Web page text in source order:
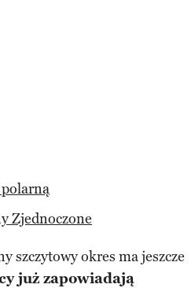
Zjednoczone
szczytowy okres ma jeszcze
już zapowiadają